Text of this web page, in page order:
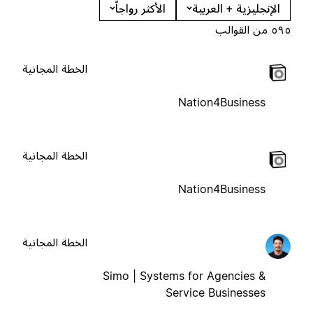
الإنجليزية + العربية
الأكثر رواجاً
٥٩٥ من القوالب
Nation4Business
الخطة المجانية
Nation4Business
الخطة المجانية
Simo | Systems for Agencies &
Service Businesses
الخطة المجانية